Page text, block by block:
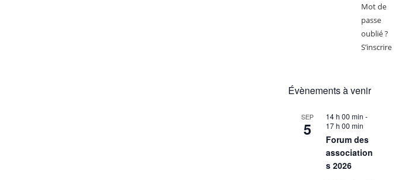
Mot de
passe
oublié ?
S’inscrire
Évènements à venir
SEP
5
14 h 00 min -
17 h 00 min
Forum des
association
s 2026